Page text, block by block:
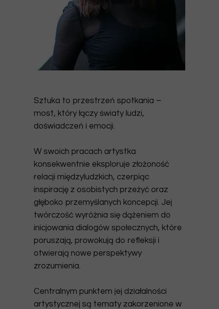
Sztuka to przestrzeń spotkania –
most, który łączy światy ludzi,
doświadczeń i emocji.
W swoich pracach artystka
konsekwentnie eksploruje złożoność
relacji międzyludzkich, czerpiąc
inspirację z osobistych przeżyć oraz
głęboko przemyślanych koncepcji. Jej
twórczość wyróżnia się dążeniem do
inicjowania dialogów społecznych, które
poruszają, prowokują do refleksji i
otwierają nowe perspektywy
zrozumienia.
Centralnym punktem jej działalności
artystycznej są tematy zakorzenione w